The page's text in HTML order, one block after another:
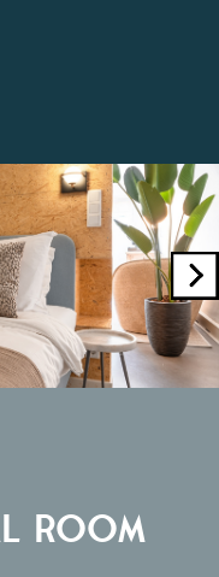
Room